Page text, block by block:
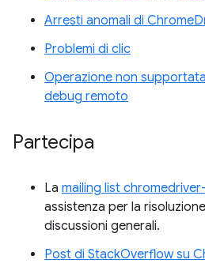
Arresti anomali di
Problemi di clic
Operazione non
debug remoto
Partecipa
La mailing list
assistenza per la
discussioni generali.
Post di StackOverflow su